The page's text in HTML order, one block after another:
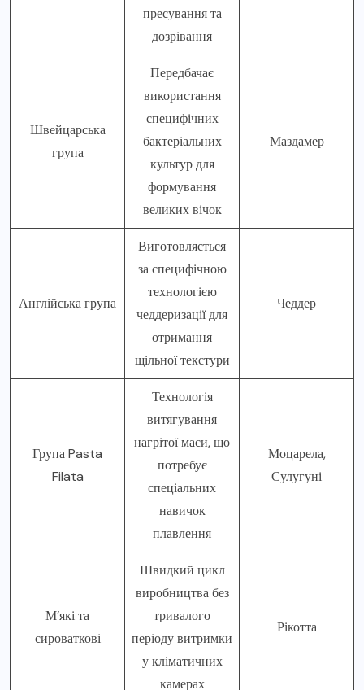
пресування та
дозрівання
Швейцарська
група
Передбачає
використання
специфічних
бактеріальних
культур для
формування
великих вічок
Маздамер
Англійська група
Виготовляється
за специфічною
технологією
чеддеризації для
отримання
щільної текстури
Чеддер
Група Pasta
Filata
Технологія
витягування
нагрітої маси, що
потребує
спеціальних
навичок
плавлення
Моцарела,
Сулугуні
М’які та
сироваткові
Швидкий цикл
виробництва без
тривалого
періоду витримки
у кліматичних
камерах
Рікотта